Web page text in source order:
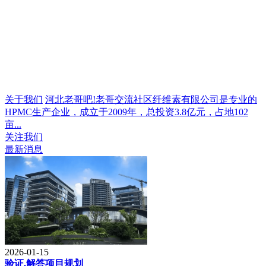
关于我们 河北老哥吧!老哥交流社区纤维素有限公司是专业的
HPMC生产企业，成立于2009年，总投资3.8亿元，占地102
亩...
关注我们
最新消息
2026-01-15
验证.解答项目规划